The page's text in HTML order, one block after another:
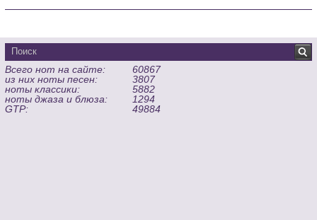
Всего нот на сайте:
60867
из них ноты песен:
3807
ноты классики:
5882
ноты джаза и блюза:
1294
GTP:
49884